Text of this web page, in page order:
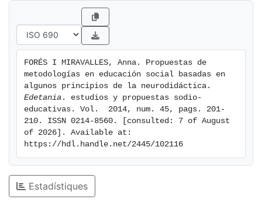
approaches in college, and facilitate greater learning.
This article is only a first outline of the possible
applications of methodologies based on
neurodidactics.
FORÉS I MIRAVALLES, Anna. Propuestas de
metodologías en educación social basadas en
Edetania . estudios y propuestas sodio-
educativas. Vol.  2014, num. 45, pags. 201-
210. ISSN 0214-8560. [consulted: 7 of August
of 2026]. Available at:
https://hdl.handle.net/2445/102116
Estadístiques